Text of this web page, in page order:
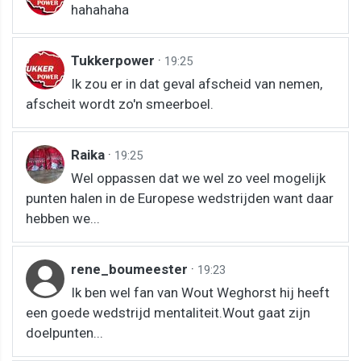
hahahaha
Tukkerpower · 19:25
Ik zou er in dat geval afscheid van nemen,
afscheit wordt zo'n smeerboel.
Raika · 19:25
Wel oppassen dat we wel zo veel mogelijk
punten halen in de Europese wedstrijden want daar
hebben we...
rene_boumeester · 19:23
Ik ben wel fan van Wout Weghorst hij heeft
een goede wedstrijd mentaliteit.Wout gaat zijn
doelpunten...